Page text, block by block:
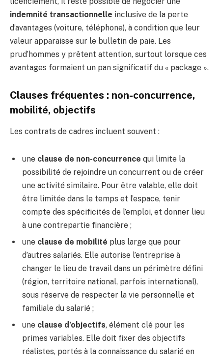
indemnité transactionnelle inclusive de la perte
d’avantages (voiture, téléphone), à condition que leur
valeur apparaisse sur le bulletin de paie. Les
prud’hommes y prêtent attention, surtout lorsque ces
avantages formaient un pan significatif du « package ».
Clauses fréquentes : non-concurrence,
mobilité, objectifs
Les contrats de cadres incluent souvent :
une clause de non-concurrence qui limite la
possibilité de rejoindre un concurrent ou de créer
une activité similaire. Pour être valable, elle doit
être limitée dans le temps et l’espace, tenir
compte des spécificités de l’emploi, et donner lieu
à une contrepartie financière ;
une clause de mobilité plus large que pour
d’autres salariés. Elle autorise l’entreprise à
changer le lieu de travail dans un périmètre défini
(région, territoire national, parfois international),
sous réserve de respecter la vie personnelle et
familiale du salarié ;
une clause d’objectifs, élément clé pour les
primes variables. Elle doit fixer des objectifs
réalistes, portés à la connaissance du salarié en